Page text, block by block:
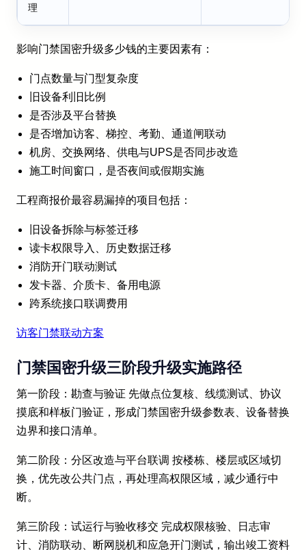
理
影响门禁国密升级多少钱的主要因素有：
门点数量与门型复杂度
旧设备利旧比例
是否涉及平台替换
是否增加访客、梯控、考勤、通道闸联动
机房、交换网络、供电与UPS是否同步改造
施工时间窗口，是否夜间或假期实施
工程商报价最容易漏掉的项目包括：
旧设备拆除与标签迁移
读卡权限导入、历史数据迁移
消防开门联动测试
发卡器、介质卡、备用电源
跨系统接口联调费用
访客门禁联动方案
门禁国密升级三阶段升级实施路径
第一阶段：勘查与验证 先做点位复核、线缆测试、协议
摸底和样板门验证，形成门禁国密升级参数表、设备替换
边界和接口清单。
第二阶段：分区改造与平台联调 按楼栋、楼层或区域切
换，优先改公共门点，再处理高权限区域，减少通行中
断。
第三阶段：试运行与验收移交 完成权限核验、日志审
计、消防联动、断网脱机和应急开门测试，输出竣工资料